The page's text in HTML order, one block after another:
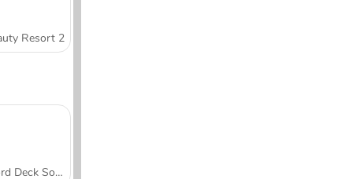
Resort 2
Word Deck Solitaire